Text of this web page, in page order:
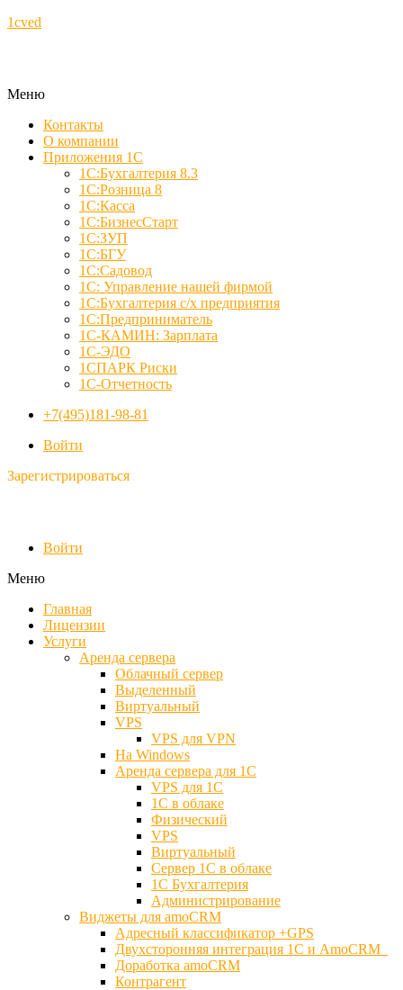
1cved
Меню
Контакты
О компании
Приложения 1С
1С:Бухгалтерия 8.3
1С:Розница 8
1С:Касса
1С:БизнесСтарт
1С:ЗУП
1С:БГУ
1С:Садовод
1С: Управление нашей фирмой
1С:Бухгалтерия с/х предприятия
1С:Предприниматель
1С-КАМИН: Зарплата
1С-ЭДО
1СПАРК Риски
1С-Отчетность
+7(495)181-98-81
Войти
Зарегистрироваться
Войти
Меню
Главная
Лицензии
Услуги
Аренда сервера
Облачный сервер
Выделенный
Виртуальный
VPS
VPS для VPN
На Windows
Аренда сервера для 1С
VPS для 1С
1С в облаке
Физический
VPS
Виртуальный
Сервер 1С в облаке
1С Бухгалтерия
Администрирование
Виджеты для amoCRM
Адресный классификатор +GPS
Двухсторонняя интеграция 1С и AmoCRM
Доработка amoCRM
Контрагент